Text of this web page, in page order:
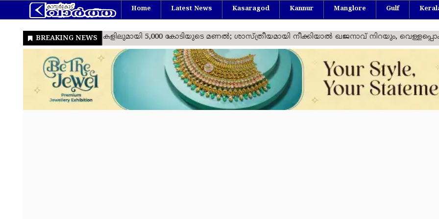
Home Latest News Kasaragod Kannur Manglore Gulf